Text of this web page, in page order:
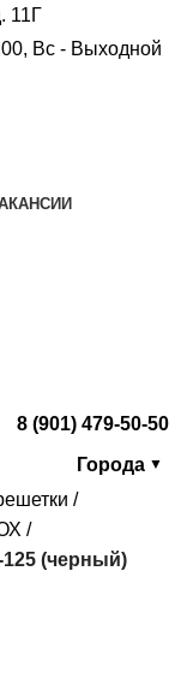
11Г
Вс - Выходной
8 (901) 479-50-50
Города ▼
125 (черный)